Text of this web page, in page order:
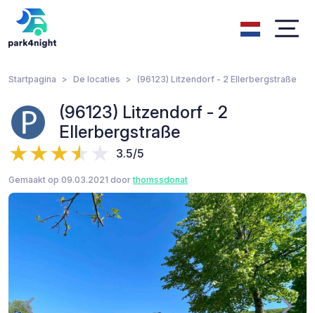
Startpagina De locaties (96123) Litzendorf - 2 Ellerbergstraße
(96123) Litzendorf - 2
Ellerbergstraße
3.5/5
Gemaakt op 09.03.2021 doorthomssdonat